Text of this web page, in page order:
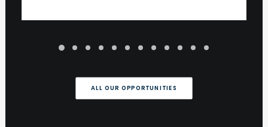
ALL OUR OPPORTUNITIES